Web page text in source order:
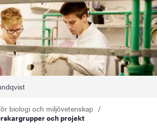
biologi och miljövetenskap
och projekt